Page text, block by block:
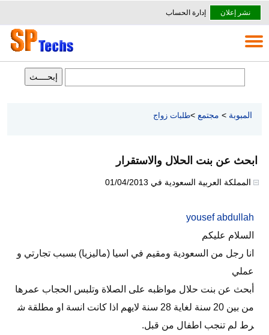
نشر إعلان إدارة الحساب
المبوبة > مجتمع >طلبات زواج
ابحث عن بنت الحلال والاستقرار
المملكة العربية السعودية في 01/04/2013
yousef abdullah
السلام عليكم
انا رجل من السعودية ومقيم في اسيا (ماليزيا) بسبب تجارتي و
عملي
أبحث عن بنت حلال مواظبه على الصلاة وتلبس الحجاب عمرها
من بين 20 سنة لغاية 28 سنة لايهم اذا كانت انسة او مطلقة ش
رط لم تنجب اطفال من قبل.